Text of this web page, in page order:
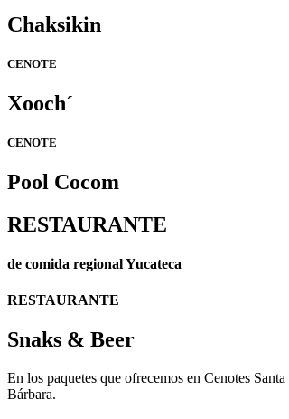
Chaksikin
CENOTE
Xooch´
CENOTE
Pool Cocom
RESTAURANTE
de comida regional Yucateca
RESTAURANTE
Snaks & Beer
En los paquetes que ofrecemos en Cenotes
Bárbara.